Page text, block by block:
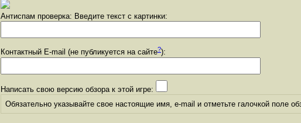
Антиспам проверка: Введите текст с картинки:
Контактный E-mail (не публикуется на сайте?):
Написать свою версию обзора к этой игре:
Обязательно указывайте свое настоящие имя, e-mail и отметьте галочкой поле